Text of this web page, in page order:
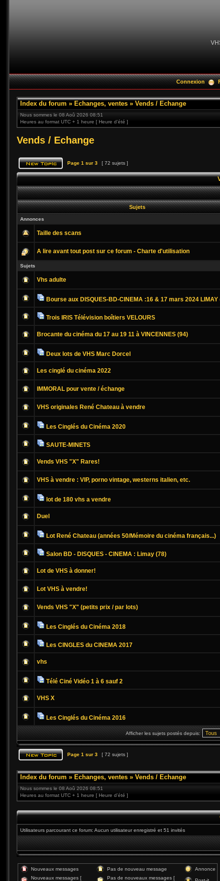
Connexion
Index du forum » Echanges, ventes » Vends / Echange
Nous sommes le 08 Aoû 2026 08:51
Heures au format UTC + 1 heure [ Heure d’été ]
Vends / Echange
Page 1 sur 3 [ 72 sujets ]
Sujets
Annonces
Taille des scans
A lire avant tout post sur ce forum - Charte d'utilisation
Sujets
Vhs adulte
Bourse aux DISQUES-BD-CINEMA :16 & 17 mars 2024 LIMAY
Trois IRIS Télévision boîtiers VELOURS
Brocante du cinéma du 17 au 19 11 à VINCENNES (94)
Deux lots de VHS Marc Dorcel
Les cinglé du cinéma 2022
IMMORAL pour vente / échange
VHS originales René Chateau à vendre
Les Cinglés du Cinéma 2020
SAUTE-MINETS
Vends VHS "X" Rares!
VHS à vendre : VIP, porno vintage, westerns italien, etc.
lot de 180 vhs a vendre
Duel
Lot René Chateau (années 50/Mémoire du cinéma français...)
Salon BD - DISQUES - CINEMA : Limay (78)
Lot de VHS à donner!
Lot VHS à vendre!
Vends VHS "X" (petits prix / par lots)
Les Cinglés du Cinéma 2018
Les CINGLES du CINEMA 2017
vhs
Télé Ciné Vidéo 1 à 6 sauf 2
VHS X
Les Cinglés du Cinéma 2016
Afficher les sujets postés depuis:
Page 1 sur 3 [ 72 sujets ]
Index du forum » Echanges, ventes » Vends / Echange
Nous sommes le 08 Aoû 2026 08:51
Heures au format UTC + 1 heure [ Heure d’été ]
Utilisateurs parcourant ce forum: Aucun utilisateur enregistré et 51 invités
Nouveaux messages Pas de nouveau message
Annonce
Nouveaux messages [
Pas de nouveaux messages [